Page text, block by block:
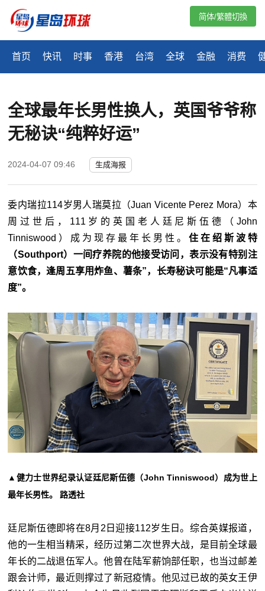
首页 快讯 时事 香港 台湾 全球 金融 消费
简体/繁體切換
全球最年长男性换人，英国爷爷称
无秘诀“纯粹好运”
2024-04-07 09:46 生成海报
委内瑞拉114岁男人瑞莫拉（Juan Vicente Perez Mora）本
周过世后，111岁的英国老人廷尼斯伍德（John
Tinniswood）成为现存最年长男性。 住在绍斯波特
（Southport）一间疗养院的他接受访问，表示没有特别注
意饮食，逢周五享用炸鱼、薯条”，长寿秘诀可能是“凡事适
度”。
▲健力士世界纪录认证廷尼斯伍德（John Tinniswood）成为世上
最年长男性。 路透社
廷尼斯伍德即将在8月2日迎接112岁生日。综合英媒报道，
他的一生相当精采，经历过第二次世界大战，是目前全球最
年长的二战退伍军人。他曾在陆军薪饷部任职，也当过邮差
跟会计师，最近则撑过了新冠疫情。他见过已故的英女王伊